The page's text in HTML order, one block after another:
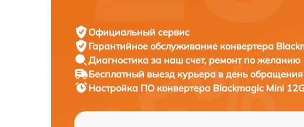
Официальный сервис
Гарантийное обслуживание конвертера
Диагностика за наш счет, ремонт по желанию
Бесплатный выезд курьера в день обращения
Настройка ПО конвертера Blackmagic Mini